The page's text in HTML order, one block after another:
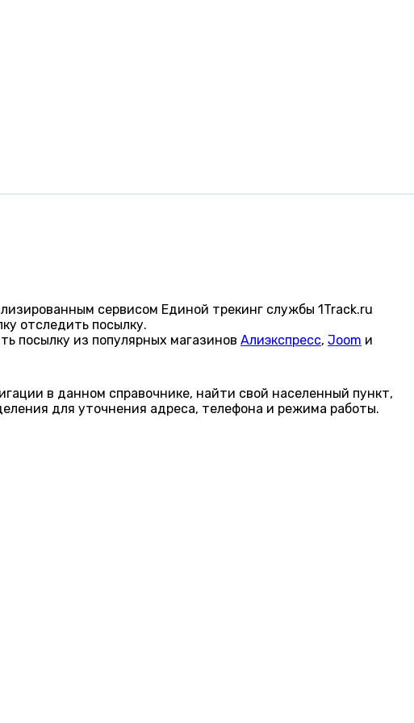
сервисом Единой трекинг службы 1Track.ru
отследить посылку.
посылку из популярных магазинов Алиэкспресс, Joom и
в данном справочнике, найти свой населенный пункт,
для уточнения адреса, телефона и режима работы.